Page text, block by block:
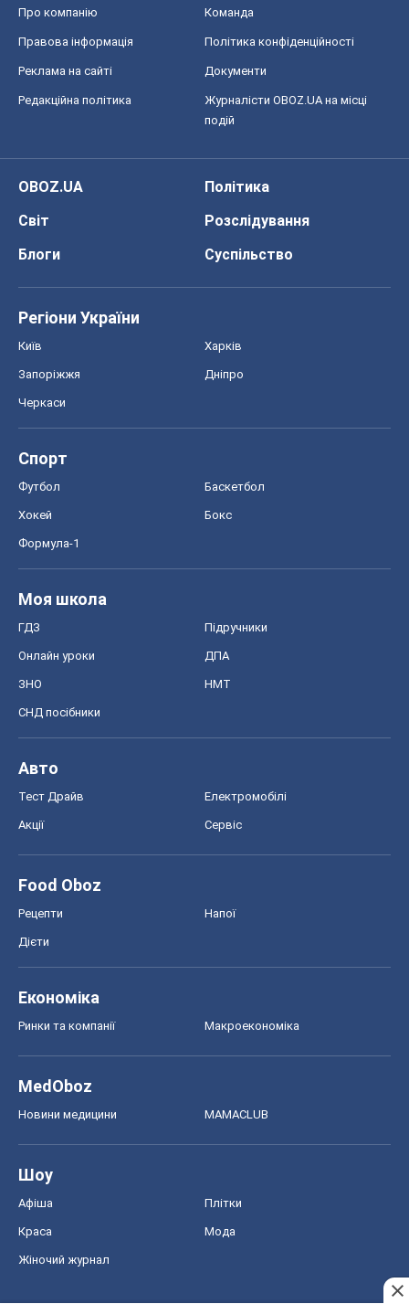
Про компанію Команда
Правова інформація Політика конфіденційності
Реклама на сайті Документи
Редакційна політика
Журналісти OBOZ.UA на місці
подій
OBOZ.UA
Політика
Світ
Розслідування
Блоги
Суспільство
Регіони України
Київ Харків
Запоріжжя Дніпро
Черкаси
Спорт
Футбол Баскетбол
Хокей Бокс
Формула-1
Моя школа
ГДЗ Підручники
Онлайн уроки ДПА
ЗНО НМТ
СНД посібники
Авто
Тест Драйв Електромобілі
Акції Сервіс
Food Oboz
Рецепти Напої
Дієти
Економіка
Ринки та компанії Макроекономіка
MedOboz
Новини медицини MAMACLUB
Шоу
Афіша Плітки
Краса Мода
Жіночий журнал